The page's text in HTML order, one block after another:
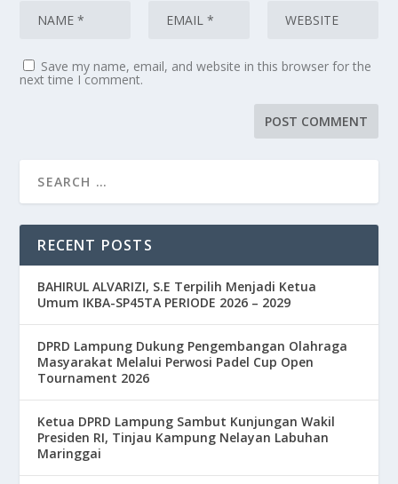
Save my name, email, and website in this browser for the
next time I comment.
RECENT POSTS
BAHIRUL ALVARIZI, S.E Terpilih Menjadi Ketua
Umum IKBA-SP45TA PERIODE 2026 – 2029
DPRD Lampung Dukung Pengembangan Olahraga
Masyarakat Melalui Perwosi Padel Cup Open
Tournament 2026
Ketua DPRD Lampung Sambut Kunjungan Wakil
Presiden RI, Tinjau Kampung Nelayan Labuhan
Maringgai